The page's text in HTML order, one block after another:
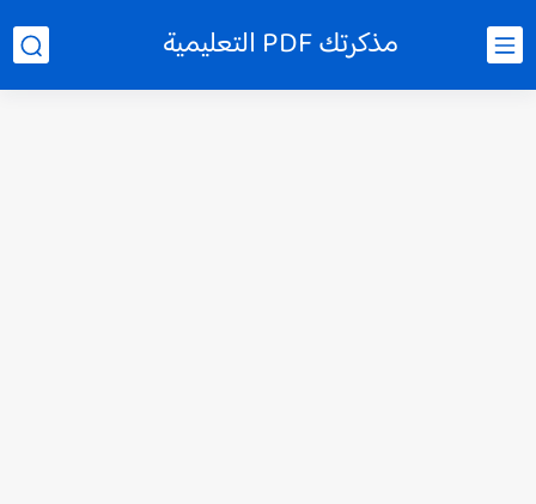
مذكرتك PDF التعليمية